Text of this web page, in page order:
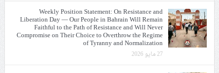
Weekly Position Statement: On Resistance and
Liberation Day — Our People in Bahrain Will Remain
Faithful to the Path of Resistance and Will Never
Compromise on Their Choice to Overthrow the Regime
of Tyranny and Normalization
27 مايو 2026